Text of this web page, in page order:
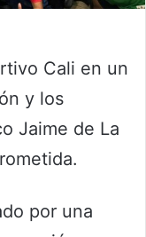
Cali en un
y los
Jaime de La
por una